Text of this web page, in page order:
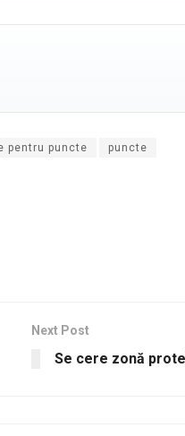
pentru puncte puncte
Next Post
Se cere zonă